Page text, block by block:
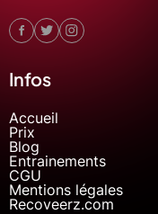
Infos
Accueil
Prix
Blog
Entrainements
CGU
Mentions légales
Recoveerz.com